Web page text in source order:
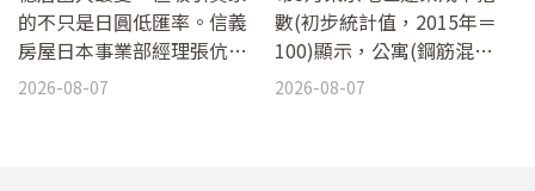
的不只是日圓低匯率。信義
房屋日本事業部經理張伉妏
指出，政經穩定、稅制友善
2026-08-07
數(初步統計值，2015年＝
100)顯示，公寓(鋼筋混凝
土結構)的建築成本較前一個
2026-08-07